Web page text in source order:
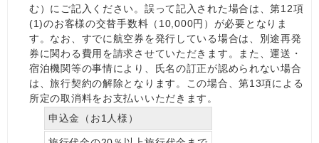
む）にご記入ください。誤って記入された場合は、第12項
(1)のお客様の交替手数料（10,000円）が必要となりま
す。なお、すでに航空券を発行している場合は、別途再発
券に関わる費用を請求させていただきます。また、運送・
宿泊機関等の事情により、氏名の訂正が認められない場合
は、旅行契約の解除となります。この場合、第13項による
所定の取消料をお支払いいただきます。
申込金（お1人様）